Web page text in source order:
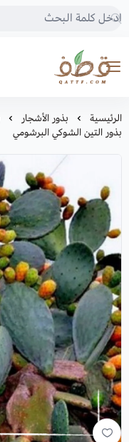
متجر قطف للبذور
الرئيسية بذور الأشجار
بذور التين الشوكي البرشومي